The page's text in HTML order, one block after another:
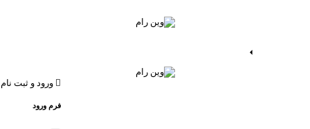
ورود و ثبت نام
فرم ورود